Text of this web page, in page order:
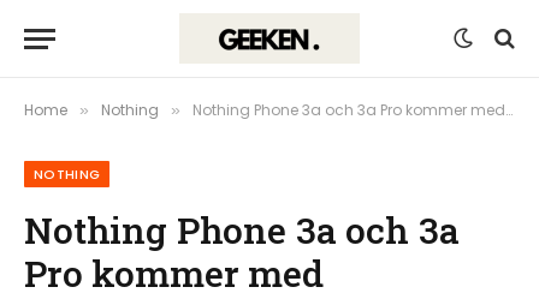
Home » Nothing » Nothing Phone 3a och 3a Pro kommer med Snapdragon chipp under huven
NOTHING
Nothing Phone 3a och 3a
Pro kommer med